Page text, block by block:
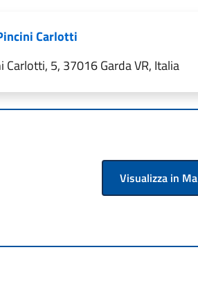
Carlotti
Carlotti, 5, 37016 Garda VR, Italia
Visualizza in